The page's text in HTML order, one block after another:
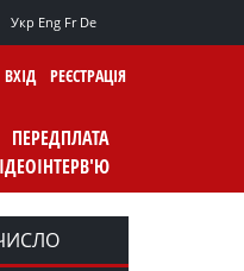
Укр Eng Fr De
ВХІД РЕЄСТРАЦІЯ
ПЕРЕДПЛАТА